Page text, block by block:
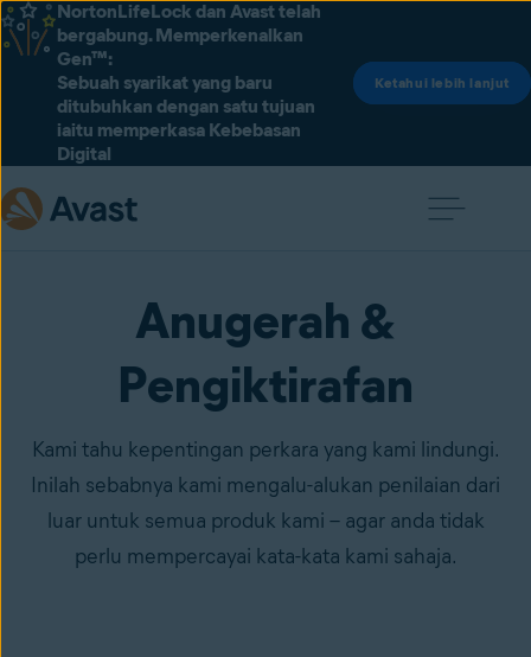
NortonLifeLock dan Avast telah
bergabung. Memperkenalkan
Gen™:
Sebuah syarikat yang baru
ditubuhkan dengan satu tujuan
iaitu memperkasa Kebebasan
Digital
Ketahui lebih lanjut
Anugerah &
Pengiktirafan
Kami tahu kepentingan perkara yang kami lindungi.
Inilah sebabnya kami mengalu-alukan penilaian dari
luar untuk semua produk kami – agar anda tidak
perlu mempercayai kata-kata kami sahaja.